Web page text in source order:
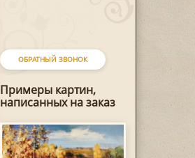
ОБРАТНЫЙ ЗВОНОК
Примеры картин,
написанных на заказ